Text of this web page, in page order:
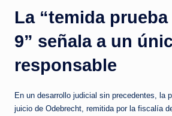
a
n
t
e
La “temida
9” señala a un
responsable
En un desarrollo judicial sin precedentes, la
juicio de Odebrecht, remitida por la fiscalía